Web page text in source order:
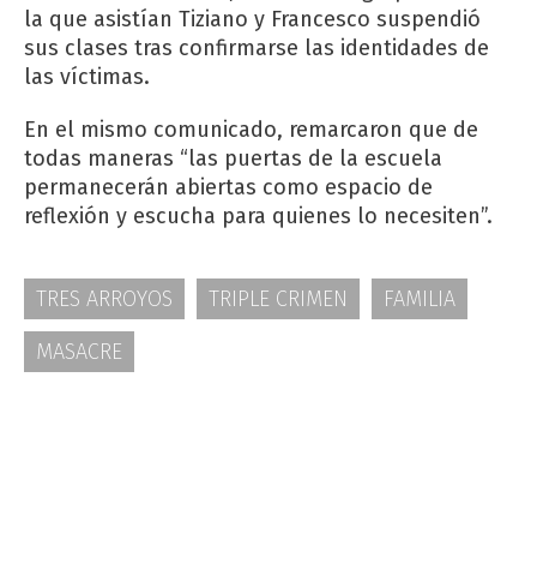
la que asistían Tiziano y Francesco suspendió
sus clases tras confirmarse las identidades de
las víctimas.
En el mismo comunicado, remarcaron que de
todas maneras “las puertas de la escuela
permanecerán abiertas como espacio de
reflexión y escucha para quienes lo necesiten”.
TRES ARROYOS TRIPLE CRIMEN
FAMILIA
MASACRE